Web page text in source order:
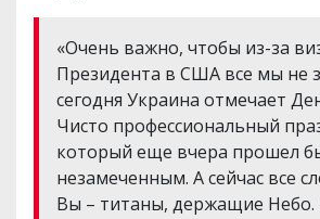
«Очень важно, чтобы из-за
Президента в США все мы не
сегодня Украина отмечает
Чисто профессиональный
который еще вчера прошел
незамеченным. А сейчас все
Вы – титаны, держащие Небо.